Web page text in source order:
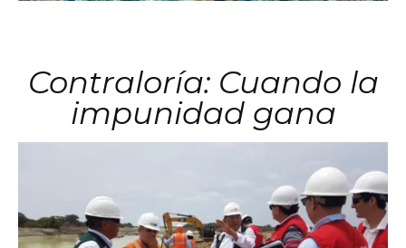
Contraloría: Cuando la
impunidad gana